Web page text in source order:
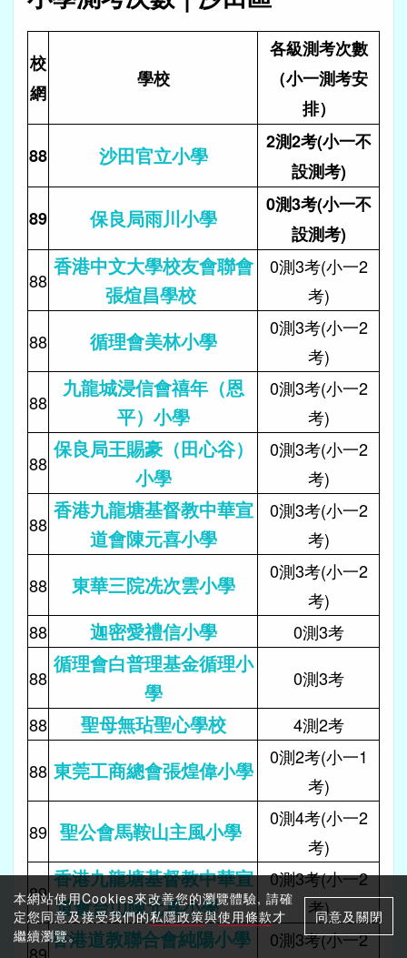
校
網
學校
各級測考次數
（小一測考安
排）
88
沙田官立小學
2測2考(小一不
設測考)
89
保良局雨川小學
0測3考(小一不
設測考)
88
香港中文大學校友會聯會
張煊昌學校
0測3考(小一2
考)
88
循理會美林小學
0測3考(小一2
考)
88
九龍城浸信會禧年（恩
平）小學
0測3考(小一2
考)
88
保良局王賜豪（田心谷）
小學
0測3考(小一2
考)
88
香港九龍塘基督教中華宣
道會陳元喜小學
0測3考(小一2
考)
88
東華三院冼次雲小學
0測3考(小一2
考)
88
迦密愛禮信小學
0測3考
88
循理會白普理基金循理小
學
0測3考
88
聖母無玷聖心學校
4測2考
88 東莞工商總會張煌偉小學
0測2考(小一1
考)
89 聖公會馬鞍山主風小學
0測4考(小一2
考)
89
香港九龍塘基督教中華宣
道會台山陳元喜小學
0測3考(小一2
考)
香港道教聯合會純陽小學
0測3考(小一2
本網站使用Cookies來改善您的瀏覽體驗, 請確
定您同意及接受我們的私隱政策與使用條款才
繼續瀏覽。
同意及關閉